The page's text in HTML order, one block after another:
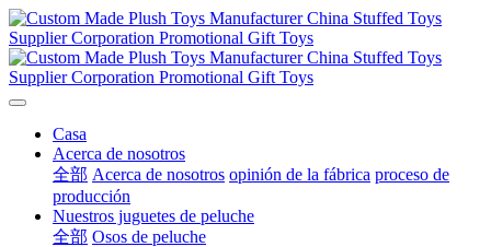
Casa
Acerca de nosotros
全部 Acerca de nosotros opinión de la fábrica proceso de
producción
Nuestros juguetes de peluche
全部 Osos de peluche